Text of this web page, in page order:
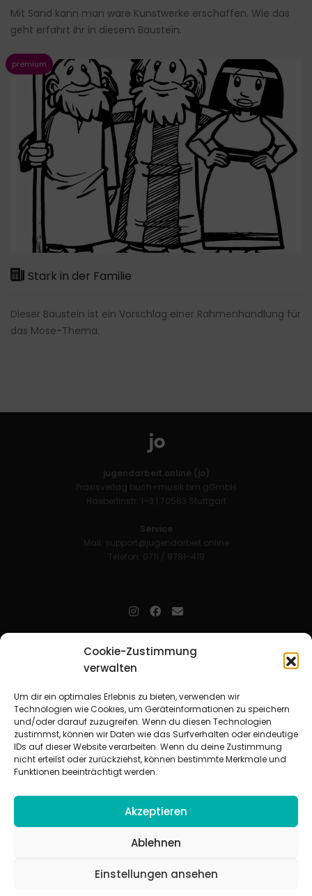
Cookie-Zustimmung
verwalten
Um dir ein optimales Erlebnis zu bieten, verwenden wir
Technologien wie Cookies, um Geräteinformationen zu speichern
und/oder darauf zuzugreifen. Wenn du diesen Technologien
zustimmst, können wir Daten wie das Surfverhalten oder eindeutige
IDs auf dieser Website verarbeiten. Wenn du deine Zustimmung
nicht erteilst oder zurückziehst, können bestimmte Merkmale und
Funktionen beeinträchtigt werden.
Akzeptieren
Ablehnen
Einstellungen ansehen
Mit Sand kann man ware Kunstwerke erschaffen. Wie das
geht erfahrt ihr in diesem Baustein.
Stark in der Familie
Dieser Baustein ist ein Vorschlag einer Rahmenhandlung für
das Mose-Thema.
jugendarbeit.online (jo)
Praxisverlag buch+musik bm gGmbH
Haeberlinstr. 1–3 | 70563 Stuttgart
Service
Mail: support@jugendarbeit.online
Telefon: 0711 / 9781-419
Mitarbeitende in der christlichen Kinder-, Jugend- und jungen
Erwachsenenarbeit. Aufjofindet man unkompliziert und schnell
Beziehungsarbeit.
Beteiligte Verbände
CVJM-Landesverband Bayern e. V. |CVJM-Gesamtverband in
Deutschland e. V.
CVJM-Westbund e. V.|Deutscher Jugendverband „Entschieden für
Christus“ e. V.
© 2026 jugendarbeit.online